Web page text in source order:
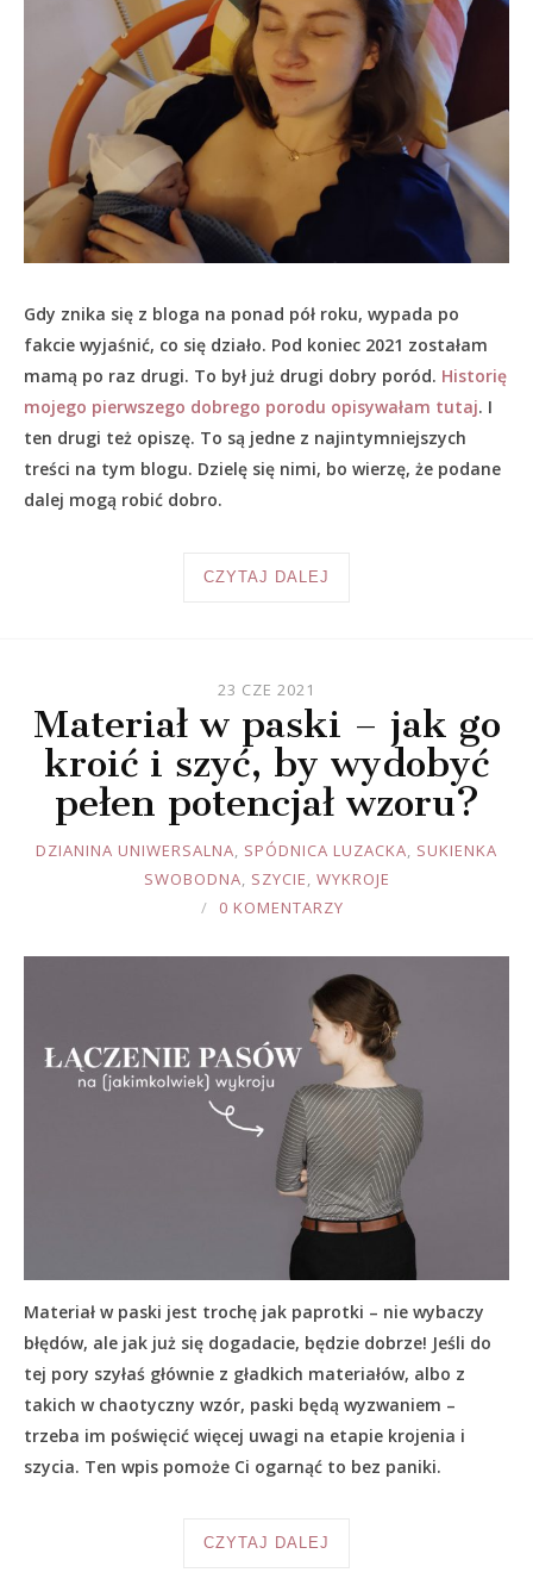
Gdy znika się z bloga na ponad pół roku, wypada po
fakcie wyjaśnić, co się działo. Pod koniec 2021 zostałam
mamą po raz drugi. To był już drugi dobry poród. Historię
mojego pierwszego dobrego porodu opisywałam tutaj. I
ten drugi też opiszę. To są jedne z najintymniejszych
treści na tym blogu. Dzielę się nimi, bo wierzę, że podane
dalej mogą robić dobro.
CZYTAJ DALEJ
23 CZE 2021
Materiał w paski – jak go
kroić i szyć, by wydobyć
pełen potencjał wzoru?
JOULE
DZIANINA UNIWERSALNA, SPÓDNICA LUZACKA, SUKIENKA
SWOBODNA, SZYCIE, WYKROJE
0 KOMENTARZY
Materiał w paski jest trochę jak paprotki – nie wybaczy
błędów, ale jak już się dogadacie, będzie dobrze! Jeśli do
tej pory szyłaś głównie z gładkich materiałów, albo z
takich w chaotyczny wzór, paski będą wyzwaniem –
trzeba im poświęcić więcej uwagi na etapie krojenia i
szycia. Ten wpis pomoże Ci ogarnąć to bez paniki.
CZYTAJ DALEJ